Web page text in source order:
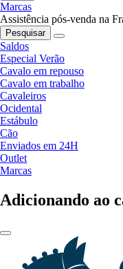
Marcas
Assistência pós-venda na
Pesquisar
Saldos
Especial Verão
Cavalo em repouso
Cavalo em trabalho
Cavaleiros
Ocidental
Estábulo
Cão
Enviados em 24H
Outlet
Marcas
Adicionando ao